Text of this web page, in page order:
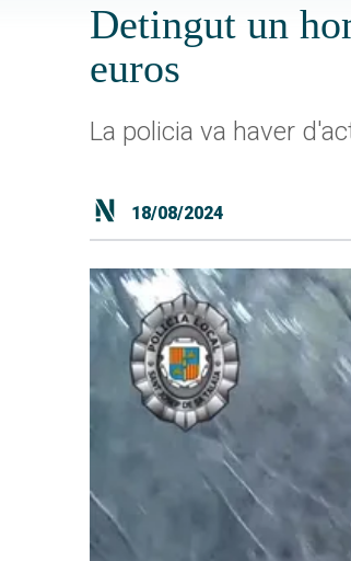
Detingut un
euros
La policia va haver
18/08/2024